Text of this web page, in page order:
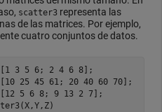
scatter3representa las
de las matrices. Por ejemplo,
cuatro conjuntos de datos.
[1 3 5 6; 2 4 6 8];
25 45 61; 20 40 60 70];
5 6 8; 9 13 2 7];